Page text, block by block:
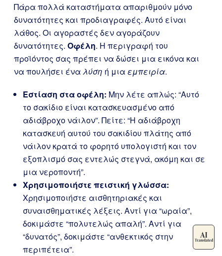
Πάρα πολλά καταστήματα απαριθμούν μόνο
δυνατότητες και προδιαγραφές. Αυτό είναι
λάθος. Οι αγοραστές δεν αγοράζουν
δυνατότητες. Οφέλη. Η περιγραφή του
προϊόντος σας πρέπει να δώσει μια εικόνα και
να πουλήσει ένα λύση ή μια εμπειρία.
Εστίαση στα οφέλη: Μην λέτε απλώς: “Αυτό
το σακίδιο είναι κατασκευασμένο από
αδιάβροχο νάιλον”. Πείτε: “Η αδιάβροχη
κατασκευή αυτού του σακιδίου πλάτης από
νάιλον κρατά το φορητό υπολογιστή και τον
εξοπλισμό σας εντελώς στεγνά, ακόμη και σε
μια νεροποντή”.
Χρησιμοποιήστε πειστική γλώσσα:
Χρησιμοποιήστε αισθητηριακές και
συναισθηματικές λέξεις. Αντί για “ωραία”,
δοκιμάστε “πολυτελώς απαλή”. Αντί για
“δυνατός”, δοκιμάστε “ανθεκτικός στην
περιπέτεια”.